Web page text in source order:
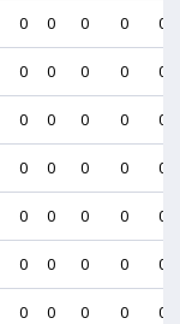
0 0 0 0 0
0 0 0 0 0
0 0 0 0 0
0 0 0 0 0
0 0 0 0 0
0 0 0 0 0
0 0 0 0 0